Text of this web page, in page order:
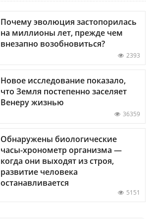
Почему эволюция застопорилась
на миллионы лет, прежде чем
внезапно возобновиться?
2393
Новое исследование показало,
что Земля постепенно заселяет
Венеру жизнью
36359
Обнаружены биологические
часы-хронометр организма —
когда они выходят из строя,
развитие человека
останавливается
5151